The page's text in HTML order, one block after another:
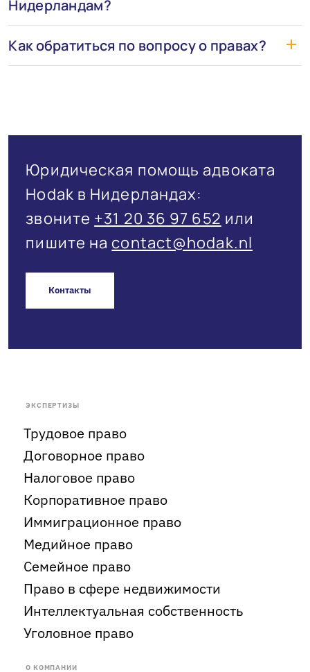
Нидерландам?
Как обратиться по вопросу о правах?
Юридическая помощь адвоката
Hodak в Нидерландах:
звоните +31 20 36 97 652 или
пишите на contact@hodak.nl
Контакты
ЭКСПЕРТИЗЫ
Трудовое право
Договорное право
Налоговое право
Корпоративное право
Иммиграционное право
Медийное право
Семейное право
Право в сфере недвижимости
Интеллектуальная собственность
Уголовное право
О КОМПАНИИ